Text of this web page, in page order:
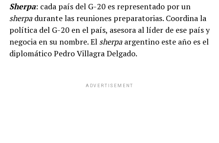
Sherpa: cada país del G-20 es representado por un
sherpadurante las reuniones preparatorias. Coordina la
política del G-20 en el país, asesora al líder de ese país y
negocia en su nombre. El sherpaargentino este año es el
diplomático Pedro Villagra Delgado.
ADVERTISEMENT